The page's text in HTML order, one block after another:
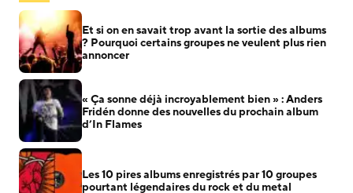
Et si on en savait trop avant la sortie des albums
? Pourquoi certains groupes ne veulent plus rien
annoncer
« Ça sonne déjà incroyablement bien » : Anders
Fridén donne des nouvelles du prochain album
d’In Flames
Les 10 pires albums enregistrés par 10 groupes
pourtant légendaires du rock et du metal